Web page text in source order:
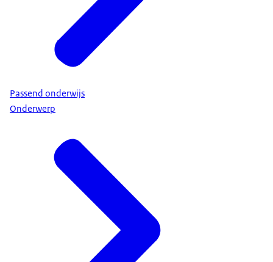
Passend onderwijs
Onderwerp